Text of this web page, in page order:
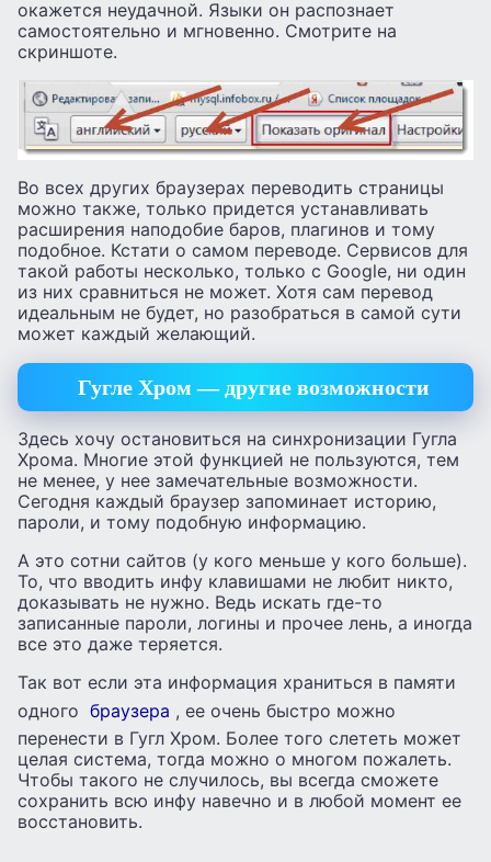
окажется неудачной. Языки он распознает
самостоятельно и мгновенно. Смотрите на
скриншоте.
Во всех других браузерах переводить страницы
можно также, только придется устанавливать
расширения наподобие баров, плагинов и тому
подобное. Кстати о самом переводе. Сервисов для
такой работы несколько, только с Google, ни один
из них сравниться не может. Хотя сам перевод
идеальным не будет, но разобраться в самой сути
может каждый желающий.
Гугле Хром — другие возможности
Здесь хочу остановиться на синхронизации Гугла
Хрома. Многие этой функцией не пользуются, тем
не менее, у нее замечательные возможности.
Сегодня каждый браузер запоминает историю,
пароли, и тому подобную информацию.
А это сотни сайтов (у кого меньше у кого больше).
То, что вводить инфу клавишами не любит никто,
доказывать не нужно. Ведь искать где-то
записанные пароли, логины и прочее лень, а иногда
все это даже теряется.
Так вот если эта информация храниться в памяти
одного браузера , ее очень быстро можно
перенести в Гугл Хром. Более того слететь может
целая система, тогда можно о многом пожалеть.
Чтобы такого не случилось, вы всегда сможете
сохранить всю инфу навечно и в любой момент ее
восстановить.